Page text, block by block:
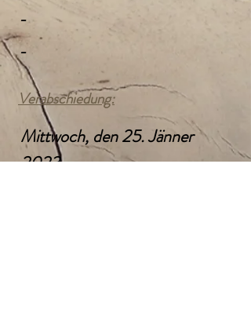
-
-
Verabschiedung:
Mittwoch, den 25. Jänner
2023